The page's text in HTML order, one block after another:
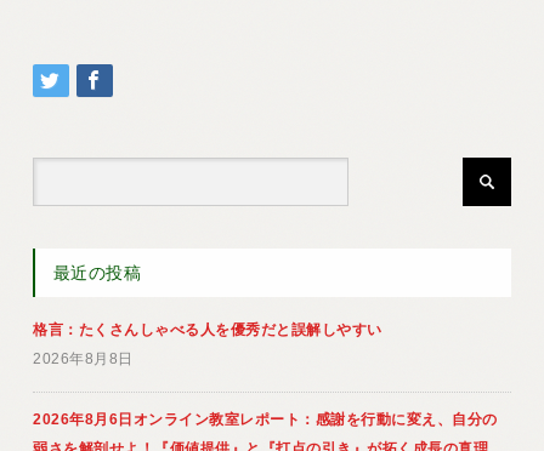
最近の投稿
格言：たくさんしゃべる人を優秀だと誤解しやすい
2026年8月8日
2026年8月6日オンライン教室レポート：感謝を行動に変え、自分の